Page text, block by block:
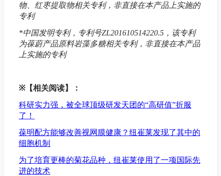
物、红枣提取物相关专利，非直接在本产品上实施的
专利
*中国发明专利，专利号ZL201610514220.5，该专利
为葆蔚产品原料岩藻多糖相关专利，非直接在本产品
上实施的专利
※【相关阅读】：
科研实力强，被全球顶级研发天团的“高研值”折服
了！
葆明配方能够改善视网膜健康？纽崔莱发现了其中的
细胞机制
为了培育更棒的菊花品种，纽崔莱使用了一项国际先
进的技术